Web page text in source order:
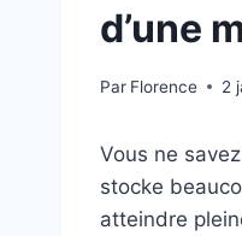
d’une
Par Florence 2
Vous ne
stocke
atteindre